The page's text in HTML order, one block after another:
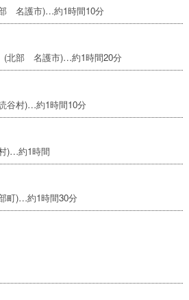
部 名護市)…約1時間10分
(北部 名護市)…約1時間20分
谷村)…約1時間10分
)…約1時間
町)…約1時間30分